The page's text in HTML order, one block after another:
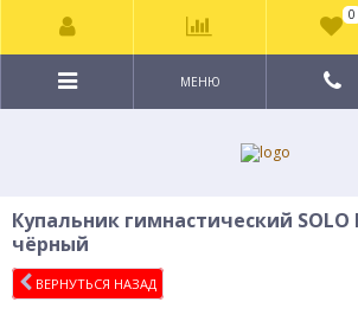
МЕНЮ
Купальник гимнастический SOLO
чёрный
ВЕРНУТЬСЯ НАЗАД
0